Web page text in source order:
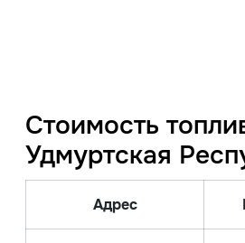
Стоимость
Удмуртская
Адрес